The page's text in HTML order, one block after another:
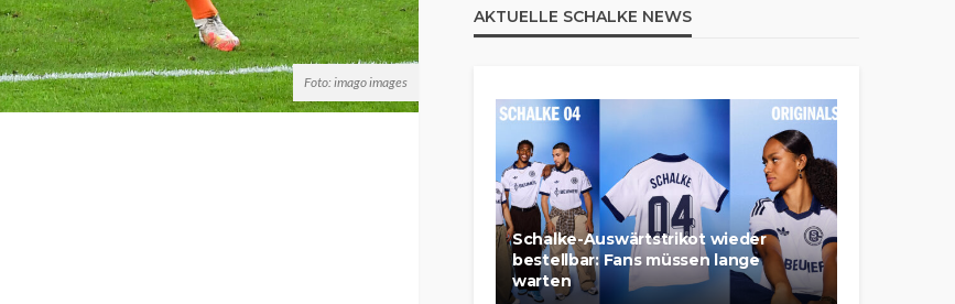
Foto: imago images
AKTUELLE SCHALKE NEWS
Schalke-Auswärtstrikot wieder
bestellbar: Fans müssen lange
warten